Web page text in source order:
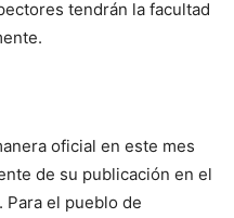
tendrán la facultad
oficial en este mes
de su publicación en el
Para el pueblo de